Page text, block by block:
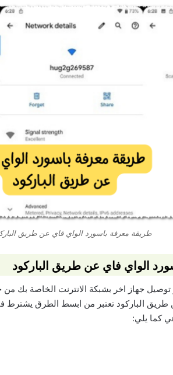
طريقة معرفة باسورد الواي فاي عن طريق
الواي فاي عن طريق الباركود
جهاز اخر بشبكة الانترنت الخاصة بك
كما يلي: